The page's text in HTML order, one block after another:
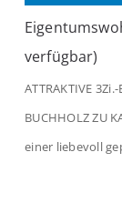
verfügbar)
ATTRAKTIVE
BUCHHOLZ ZU
einer liebevoll